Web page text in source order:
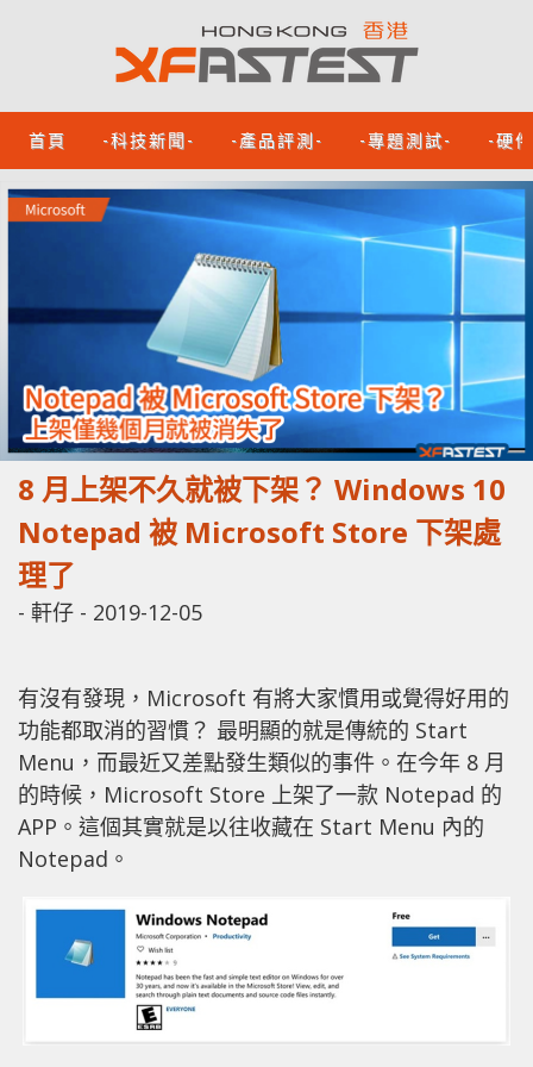
首頁 -科技新聞- -產品評測- -專題測試- -硬
8 月上架不久就被下架？ Windows 10
Notepad 被 Microsoft Store 下架處
理了
- 軒仔 - 2019-12-05
有沒有發現，Microsoft 有將大家慣用或覺得好用的
功能都取消的習慣？ 最明顯的就是傳統的 Start
Menu，而最近又差點發生類似的事件。在今年 8 月
的時候，Microsoft Store 上架了一款 Notepad 的
APP。這個其實就是以往收藏在 Start Menu 內的
Notepad。